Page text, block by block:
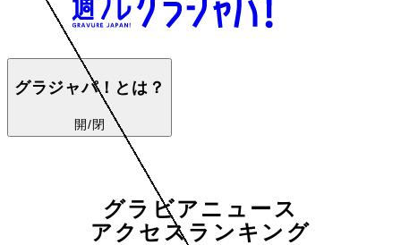
グラジャパ！とは？
開/閉
グラビアニュース
アクセスランキング